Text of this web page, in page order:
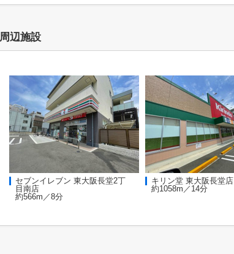
周辺施設
セブンイレブン 東大阪長堂2丁
目南店
約566m／8分
キリン堂 東大阪長堂店
約1058m／14分